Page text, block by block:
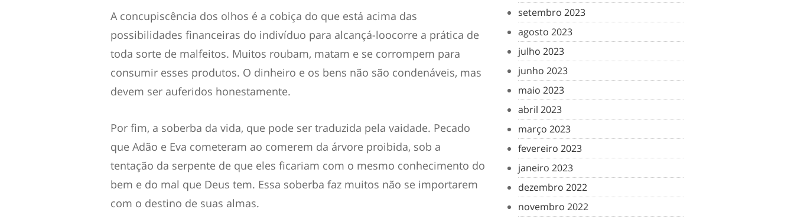
A concupiscência dos olhos é a cobiça do que está acima das
possibilidades financeiras do indivíduo para alcançá-loocorre a prática de
toda sorte de malfeitos. Muitos roubam, matam e se corrompem para
consumir esses produtos. O dinheiro e os bens não são condenáveis, mas
devem ser auferidos honestamente.
Por fim, a soberba da vida, que pode ser traduzida pela vaidade. Pecado
que Adão e Eva cometeram ao comerem da árvore proibida, sob a
tentação da serpente de que eles ficariam com o mesmo conhecimento do
bem e do mal que Deus tem. Essa soberba faz muitos não se importarem
com o destino de suas almas.
setembro 2023
agosto 2023
julho 2023
junho 2023
maio 2023
abril 2023
março 2023
fevereiro 2023
janeiro 2023
dezembro 2022
novembro 2022